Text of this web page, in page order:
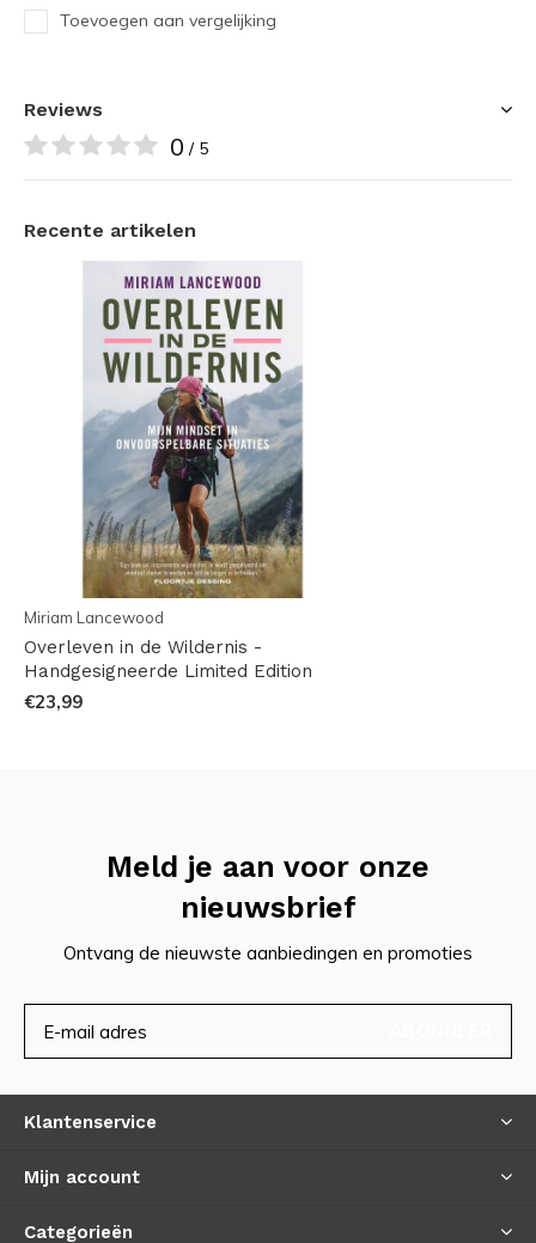
Toevoegen aan vergelijking
Reviews
0 / 5
Recente artikelen
Miriam Lancewood
Overleven in de Wildernis -
Handgesigneerde Limited Edition
€23,99
Meld je aan voor onze
nieuwsbrief
Ontvang de nieuwste aanbiedingen en promoties
Klantenservice
Mijn account
Categorieën